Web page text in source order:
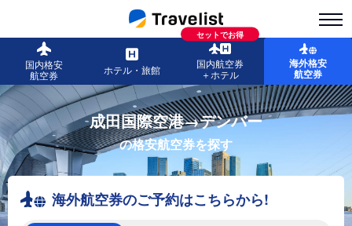
国内格安
航空券
ホテル・旅館
セットでお得
国内航空券
＋ホテル
海外格安
航空券
成田国際空港→デンバー
の格安航空券を探す
海外航空券のご予約はこちらから!